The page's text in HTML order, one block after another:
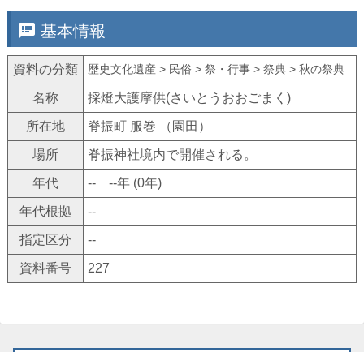
speaker_notes 基本情報
資料の分類 歴史文化遺産 > 民俗 > 祭・行事 > 祭典 > 秋の祭典
名称 採燈大護摩供(さいとうおおごまく)
所在地 脊振町 服巻 （園田）
場所 脊振神社境内で開催される。
年代 -- --年 (0年)
年代根拠 --
指定区分 --
資料番号 227